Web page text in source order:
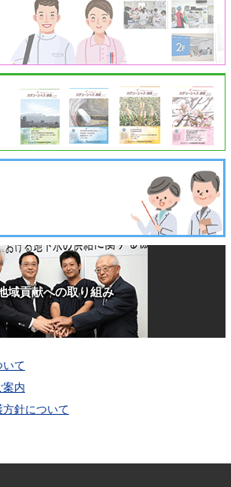
域貢献への取り組み
いて
案内
針について